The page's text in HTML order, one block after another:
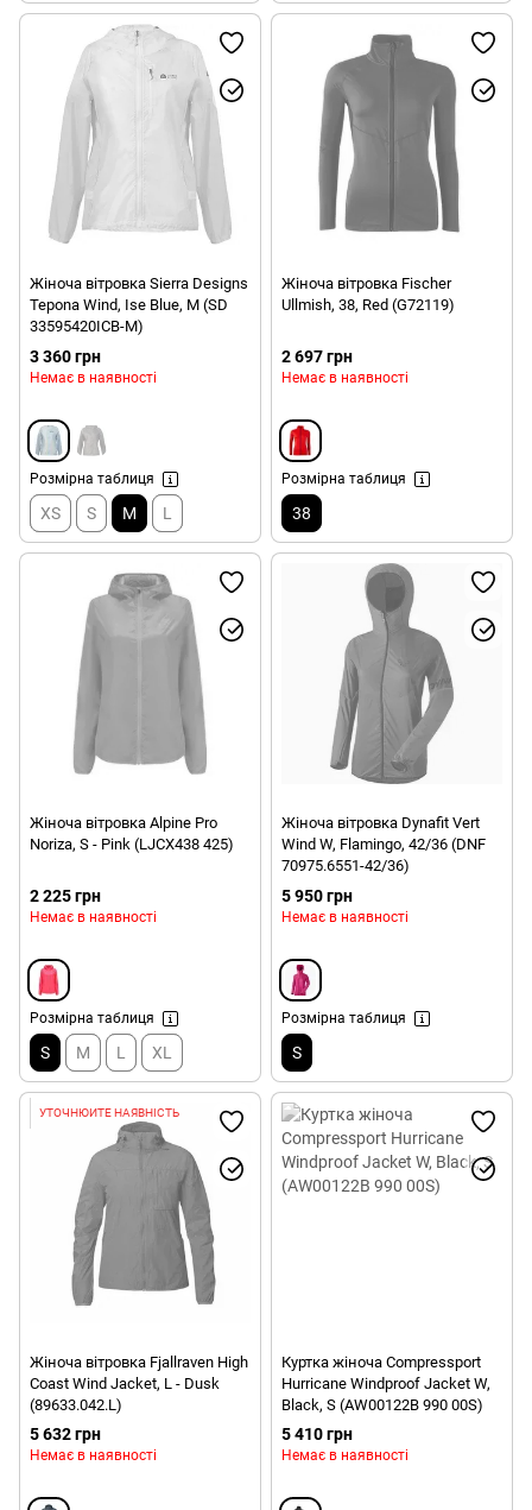
Жіноча вітровка Sierra Designs
Tepona Wind, Ise Blue, M (SD
33595420ICB-M)
3 360 грн
Немає в наявності
Розмірна таблиця
XS S M L
Жіноча вітровка Fischer
Ullmish, 38, Red (G72119)
2 697 грн
Немає в наявності
Розмірна таблиця
38
Жіноча вітровка Alpine Pro
Noriza, S - Pink (LJCX438 425)
2 225 грн
Немає в наявності
Розмірна таблиця
S M L XL
Жіноча вітровка Dynafit Vert
Wind W, Flamingo, 42/36 (DNF
70975.6551-42/36)
5 950 грн
Немає в наявності
Розмірна таблиця
S
УТОЧНЮЙТЕ НАЯВНІСТЬ
Жіноча вітровка Fjallraven High
Coast Wind Jacket, L - Dusk
(89633.042.L)
5 632 грн
Немає в наявності
Куртка жіноча Compressport
Hurricane Windproof Jacket W,
Black, S (AW00122B 990 00S)
5 410 грн
Немає в наявності